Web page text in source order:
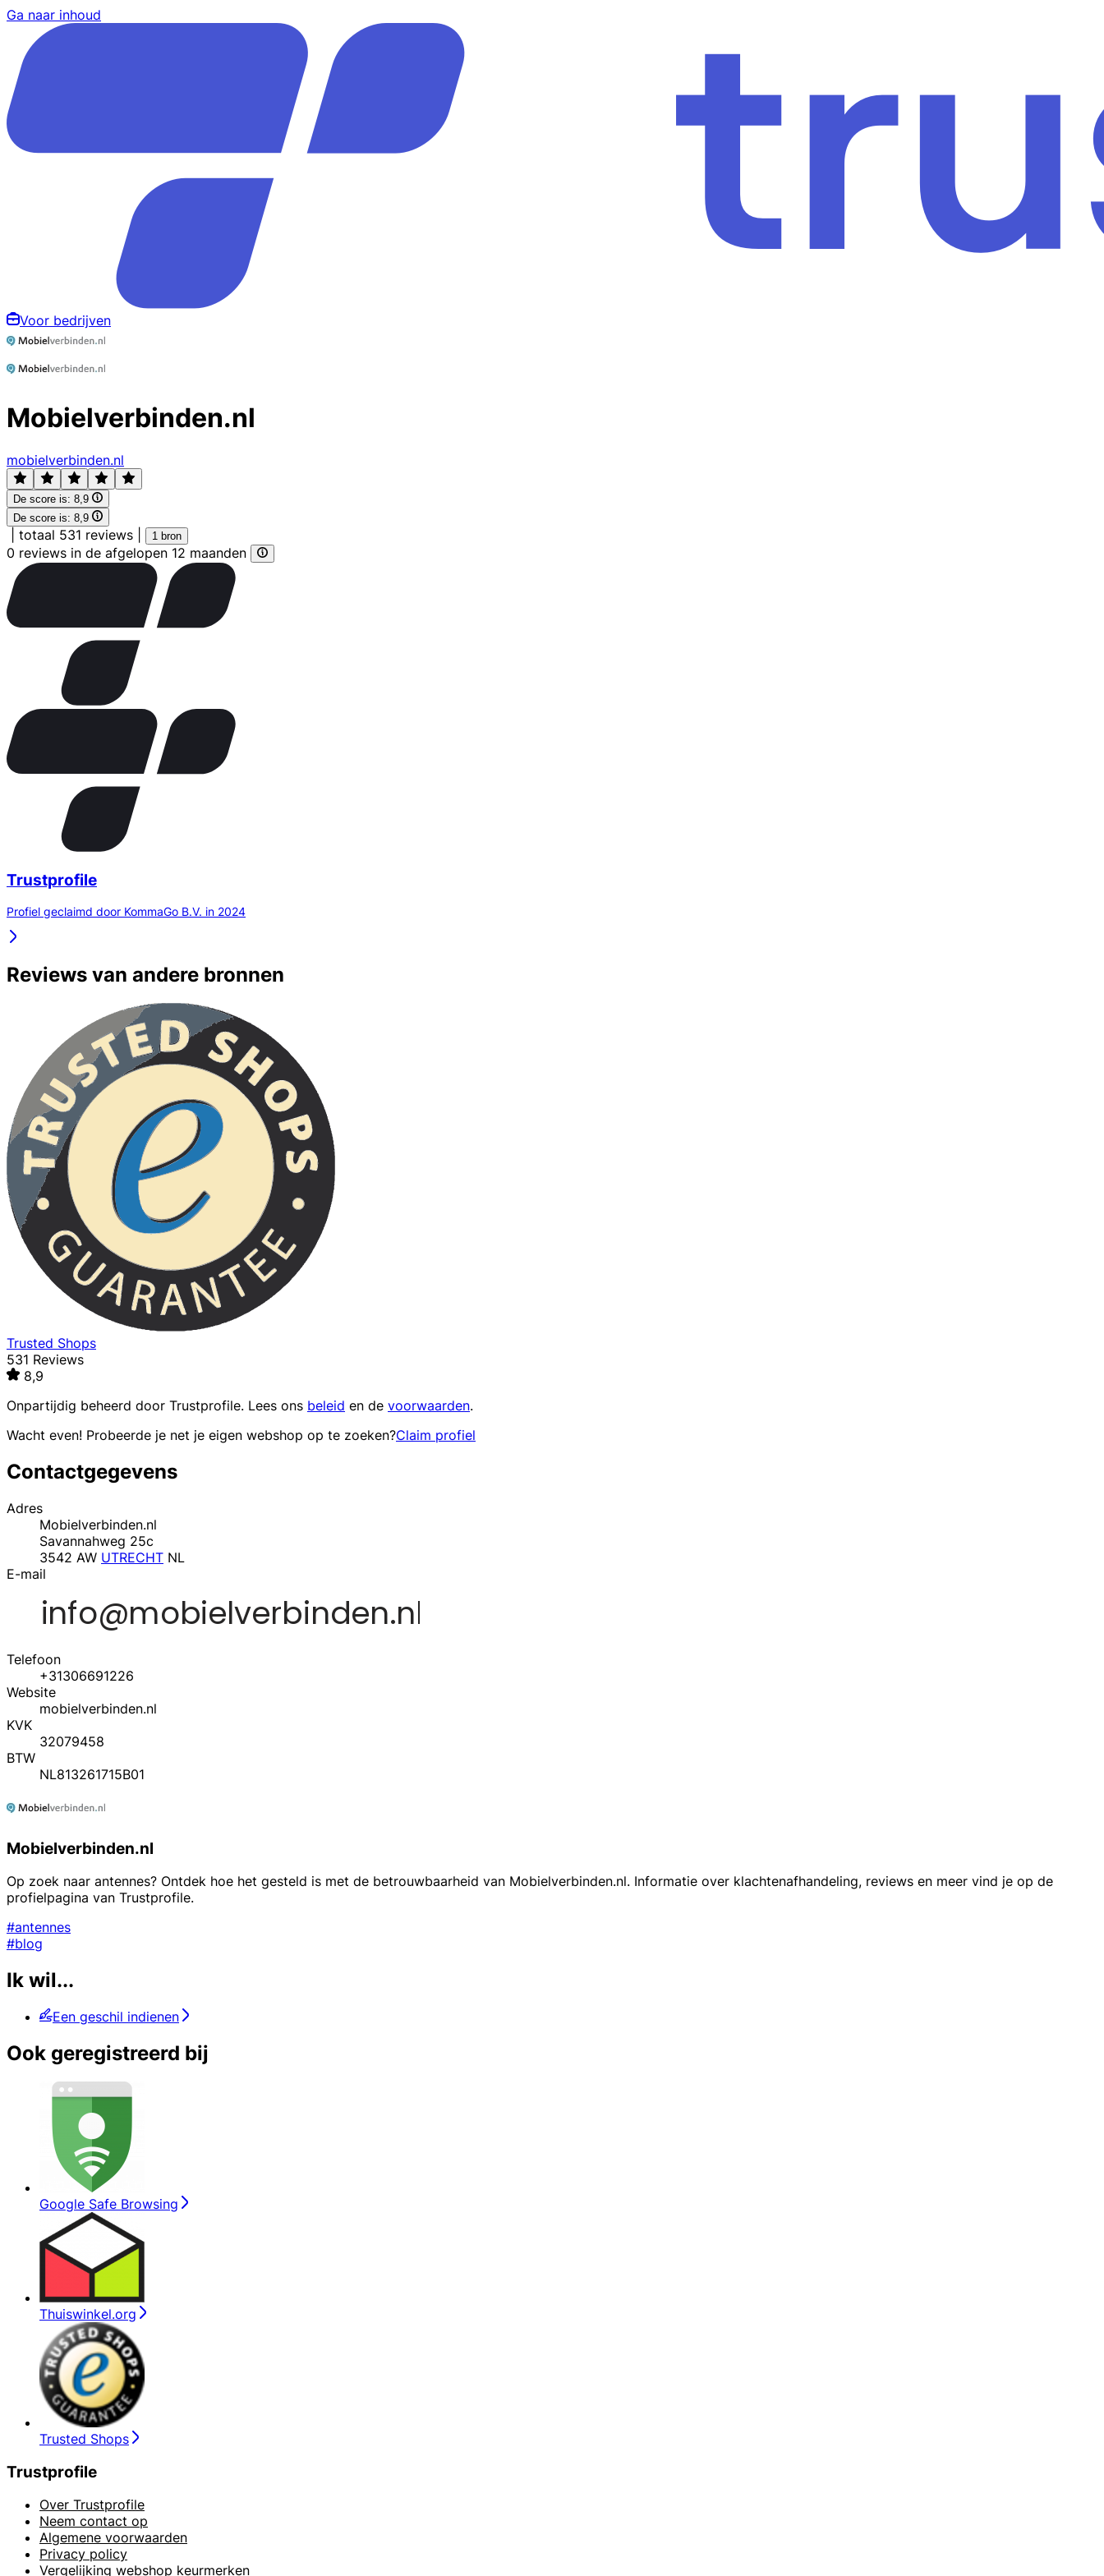
Ga naar inhoud
Voor bedrijven
Mobielverbinden.nl
mobielverbinden.nl
De score is: 8,9
De score is: 8,9
totaal 531 reviews 1 bron
0 reviews in de afgelopen 12 maanden
Trustprofile
Profiel geclaimd door KommaGo B.V. in 2024
Reviews van andere bronnen
Trusted Shops
531 Reviews
8,9
Onpartijdig beheerd door Trustprofile. Lees ons beleid en de voorwaarden.
Wacht even! Probeerde je net je eigen webshop op te zoeken?Claim profiel
Contactgegevens
Adres
Mobielverbinden.nl
Savannahweg 25c
3542 AW UTRECHT NL
E-mail
Telefoon
+31306691226
Website
mobielverbinden.nl
KVK
32079458
BTW
NL813261715B01
Mobielverbinden.nl
Op zoek naar antennes? Ontdek hoe het gesteld is met de betrouwbaarheid van Mobielverbinden.nl. Informatie over klachtenafhandeling, reviews en meer vind je op de
profielpagina van Trustprofile.
#antennes
#blog
Ik wil...
Een geschil indienen
Ook geregistreerd bij
Google Safe Browsing
Thuiswinkel.org
Trusted Shops
Trustprofile
Over Trustprofile
Neem contact op
Algemene voorwaarden
Privacy policy
Vergelijking webshop keurmerken